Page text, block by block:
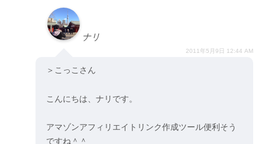
ナリ
2011年5月9日 12:44 AM
＞こっこさん
こんにちは、ナリです。
アマゾンアフィリエイトリンク作成ツール便利そう
ですね＾＾